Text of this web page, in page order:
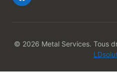
© 2026 Metal Services. Tous